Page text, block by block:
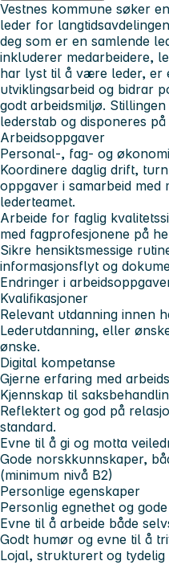
Vestnes kommune søker
leder for
deg som er en samlende
inkluderer medarbeidere,
har lyst til å være leder, er
utviklingsarbeid og bidrar
godt arbeidsmiljø.
lederstab og disponeres på
Arbeidsoppgaver
Personal-, fag- og
Koordinere daglig drift,
oppgaver i samarbeid
lederteamet.
Arbeide for faglig
med fagprofesjonene på
Sikre hensiktsmessige
informasjonsflyt og
Endringer i
Kvalifikasjoner
Relevant utdanning innen
Lederutdanning, eller
ønske.
Digital kompetanse
Gjerne erfaring med
Kjennskap til
Reflektert og god på
standard.
Evne til å gi og motta
Gode norskkunnskaper,
(minimum nivå B2)
Personlige egenskaper
Personlig egnethet og
Evne til å arbeide både
Godt humør og evne til å
Lojal, strukturert og tydelig